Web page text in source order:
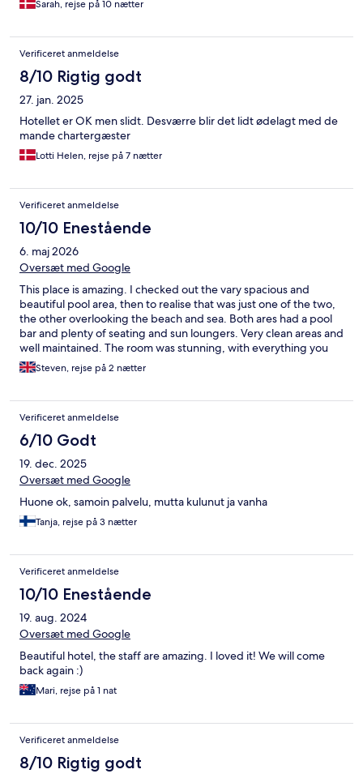
værelse, da vi en helt nat blev forstyrret af rotter i
Sarah, rejse på 10 nætter
Verificeret anmeldelse
8/10 Rigtig godt
27. jan. 2025
Hotellet er OK men slidt. Desværre blir det lidt ødelagt med de
mande chartergæster
Lotti Helen, rejse på 7 nætter
Verificeret anmeldelse
10/10 Enestående
6. maj 2026
Oversæt med Google
This place is amazing. I checked out the vary spacious and
beautiful pool area, then to realise that was just one of the two,
the other overlooking the beach and sea. Both ares had a pool
bar and plenty of seating and sun loungers. Very clean areas and
well maintained. The room was stunning, with everything you
could possibly need, including complimentary water and
hygiene supplies. I will want to come back in the future for a
Steven, rejse på 2 nætter
Verificeret anmeldelse
6/10 Godt
19. dec. 2025
Oversæt med Google
Huone ok, samoin palvelu, mutta kulunut ja vanha
Tanja, rejse på 3 nætter
Verificeret anmeldelse
10/10 Enestående
19. aug. 2024
Oversæt med Google
Beautiful hotel, the staff are amazing. I loved it! We will come
back again :)
Mari, rejse på 1 nat
Verificeret anmeldelse
8/10 Rigtig godt